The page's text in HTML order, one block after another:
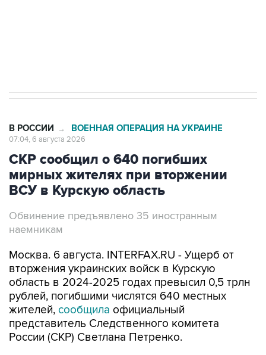
В РОССИИ → ВОЕННАЯ ОПЕРАЦИЯ НА УКРАИНЕ
07:04, 6 августа 2026
СКР сообщил о 640 погибших
мирных жителях при вторжении
ВСУ в Курскую область
Обвинение предъявлено 35 иностранным
наемникам
Москва. 6 августа. INTERFAX.RU - Ущерб от
вторжения украинских войск в Курскую
область в 2024-2025 годах превысил 0,5 трлн
рублей, погибшими числятся 640 местных
жителей, сообщила официальный
представитель Следственного комитета
России (СКР) Светлана Петренко.